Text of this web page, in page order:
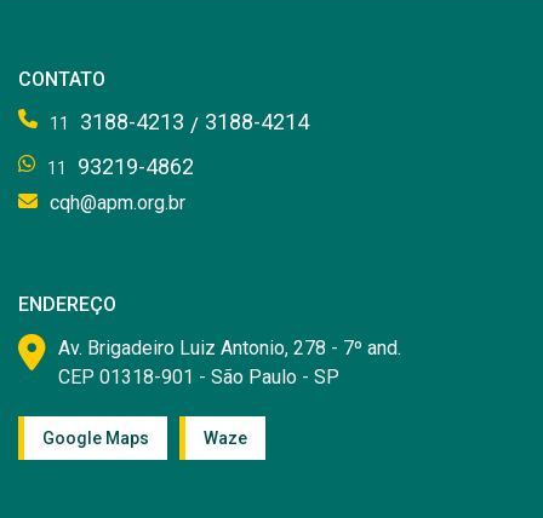
CONTATO
11 3188-4213 / 3188-4214
11 93219-4862
cqh@apm.org.br
ENDEREÇO
Av. Brigadeiro Luiz Antonio, 278 - 7º and.
CEP 01318-901 - São Paulo - SP
Google Maps Waze